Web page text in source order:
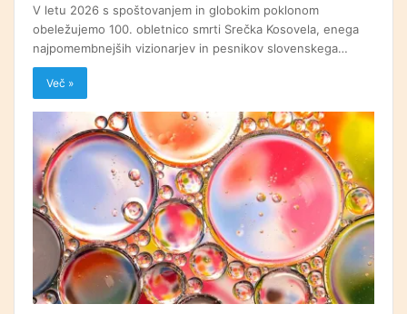
V letu 2026 s spoštovanjem in globokim poklonom
obeležujemo 100. obletnico smrti Srečka Kosovela, enega
najpomembnejših vizionarjev in pesnikov slovenskega…
Več »